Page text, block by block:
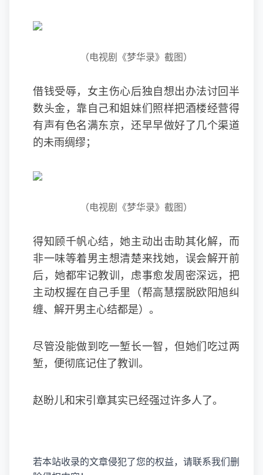
（电视剧《梦华录》截图）
借钱受辱，女主伤心后独自想出办法讨回半
数头金，靠自己和姐妹们照样把酒楼经营得
有声有色名满东京，还早早做好了几个渠道
的未雨绸缪；
（电视剧《梦华录》截图）
得知顾千帆心结，她主动出击助其化解，而
非一味等着男主想清楚来找她，误会解开前
后，她都牢记教训，虑事愈发周密深远，把
主动权握在自己手里（帮高慧摆脱欧阳旭纠
缠、解开男主心结都是）。
尽管没能做到吃一堑长一智，但她们吃过两
堑，便彻底记住了教训。
赵盼儿和宋引章其实已经强过许多人了。
若本站收录的文章侵犯了您的权益，请联系我们删